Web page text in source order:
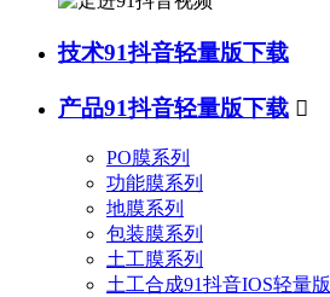
技术91抖音轻量版下载
产品91抖音轻量版下载 
PO膜系列
功能膜系列
地膜系列
包装膜系列
土工膜系列
土工合成91抖音IOS轻量版